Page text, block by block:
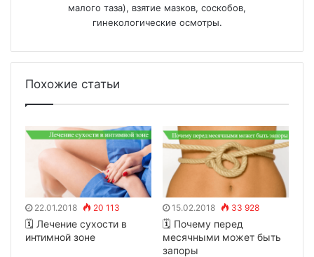
малого таза), взятие мазков, соскобов,
гинекологические осмотры.
Похожие статьи
22.01.2018 20 113
🗓 Лечение сухости в
интимной зоне
15.02.2018 33 928
🗓 Почему перед
месячными может быть
запоры